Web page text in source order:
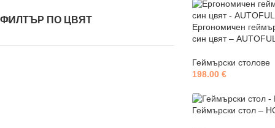
ФИЛТЪР ПО ЦВЯТ
Ергономичен
син цвят –
Геймърски столове
198.00 €
Геймърски стол –